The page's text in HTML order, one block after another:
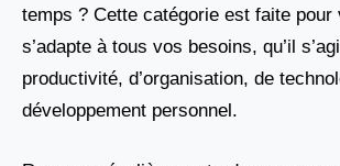
temps ? Cette catégorie est faite pour
s’adapte à tous vos besoins, qu’il
productivité, d’organisation, de
développement personnel.